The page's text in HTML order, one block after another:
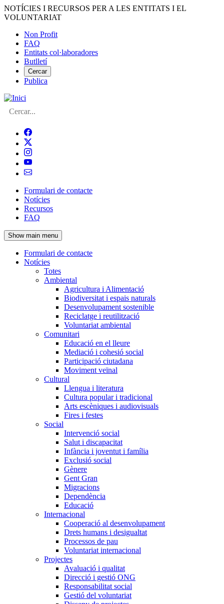
Vés
al
NOTÍCIES I RECURSOS PER A LES ENTITATS I EL
VOLUNTARIAT
Menú
del
compte
d'usuari
Non Profit
FAQ
Entitats col·laboradores
Butlletí
Cercar
Publica
Cerca
Navegació
principal
de
l'encapçalament
Formulari de contacte
Notícies
Recursos
FAQ
Show main menu
Navegació
principal
Formulari de contacte
Notícies
Totes
Ambiental
Agricultura i Alimentació
Biodiversitat i espais naturals
Desenvolupament sostenible
Reciclatge i reutilització
Voluntariat ambiental
Comunitari
Educació en el lleure
Mediació i cohesió social
Participació ciutadana
Moviment veïnal
Cultural
Llengua i literatura
Cultura popular i tradicional
Arts escèniques i audiovisuals
Fires i festes
Social
Intervenció social
Salut i discapacitat
Infància i joventut i família
Exclusió social
Gènere
Gent Gran
Migracions
Dependència
Educació
Internacional
Cooperació al desenvolupament
Drets humans i desigualtat
Processos de pau
Voluntariat internacional
Projectes
Avaluació i qualitat
Direcció i gestió ONG
Responsabilitat social
Gestió del voluntariat